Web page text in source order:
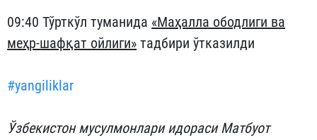
09:40 Тўрткўл туманида «Маҳалла ободлиги ва
меҳр-шафқат ойлиги» тадбири ўтказилди
#yangiliklar
Ўзбекистон мусулмонлари идораси Матбуот